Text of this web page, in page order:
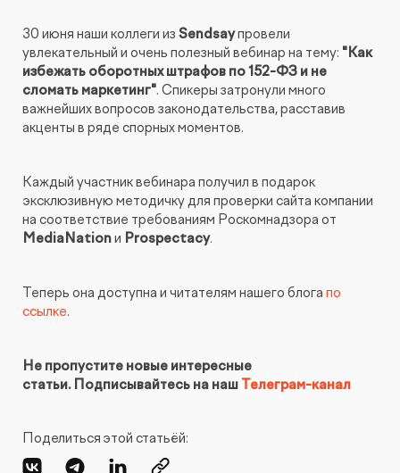
UX-тестирование интернет-магазинов, сайтов
и приложений с респондентами
Глубинные интервью с аудиторией
Правовой аудит сайта
Интеграция и поддержка умного поиска SearchBooster
Настройка Битрикс24
ПРЕДЛОЖЕНИЕ ДЛЯ
БЕЛАРУСИ
СЛОВАРЬ ТЕРМИНОВ
РЕФЕРАЛЬНАЯ ПРОГРАММА
30 июня наши коллеги из Sendsayпровели
увлекательный и очень полезный вебинар на тему: "Как
избежать оборотных штрафов по 152-ФЗ и не
сломать маркетинг". Спикеры затронули много
важнейших вопросов законодательства, расставив
акценты в ряде спорных моментов.
Каждый участник вебинара получил в подарок
эксклюзивную методичку для проверки сайта компании
на соответствие требованиям Роскомнадзора от
MediaNationи Prospectacy.
Теперь она доступна и читателям нашего блога по
ссылке.
Не пропустите новые интересные
статьи. Подписывайтесь на наш Телеграм-канал
Поделиться этой статьёй: